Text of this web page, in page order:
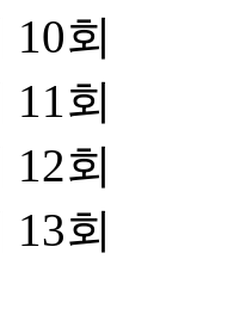
회
회
회
회